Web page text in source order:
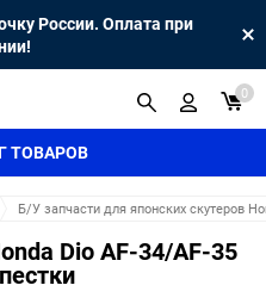
России. Оплата при
ТОВАРОВ
0
Б/У запчасти для японских скутеров
Dio AF-34/AF-35